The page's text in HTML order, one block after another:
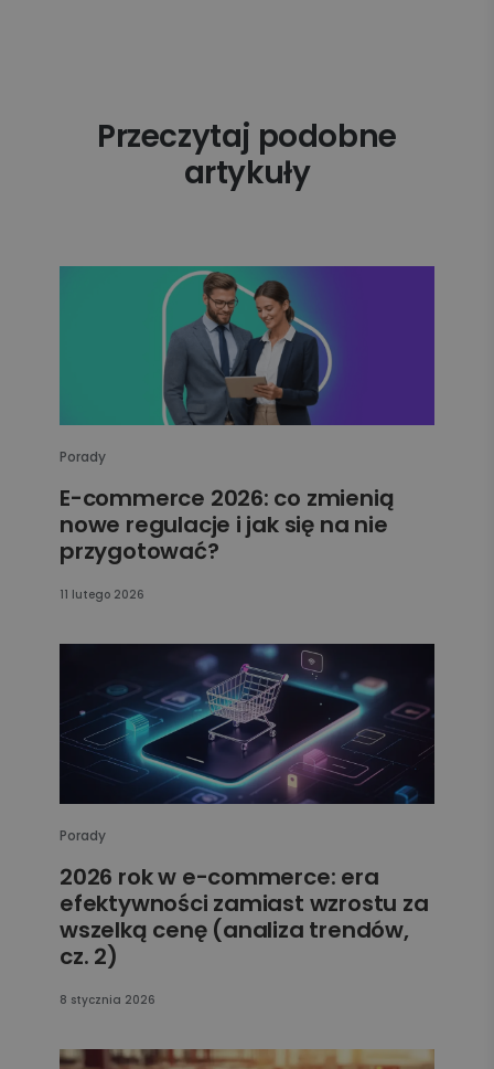
Przeczytaj podobne
artykuły
Porady
E-commerce 2026: co zmienią
nowe regulacje i jak się na nie
przygotować?
11 lutego 2026
Porady
2026 rok w e-commerce: era
efektywności zamiast wzrostu za
wszelką cenę (analiza trendów,
cz. 2)
8 stycznia 2026